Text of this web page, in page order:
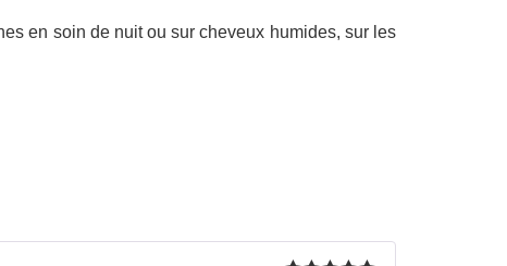
en soin de nuit ou sur cheveux humides, sur les